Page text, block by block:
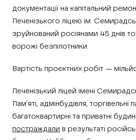
документації на капітальний
Печенізького ліцею ім.
зруйнований росіянами 45 днів
ворожі безпілотники.
Вартість проєктних робіт —
Печенізький ліцей імені
Пам’яті, адмінбудівля, торгівельні
багатоквартирні та приватні
постраждали в результаті